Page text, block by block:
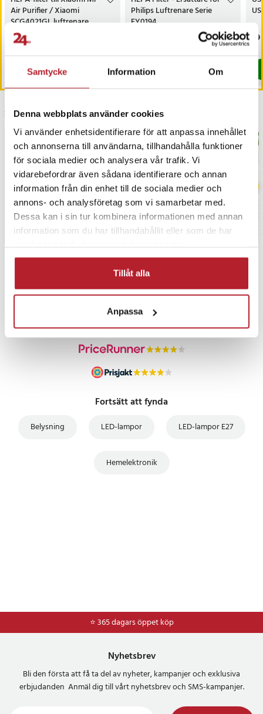
Samtycke Information Om
Denna webbplats använder cookies
Vi använder enhetsidentifierare för att anpassa innehållet
och annonserna till användarna, tillhandahålla funktioner
för sociala medier och analysera vår trafik. Vi
vidarebefordrar även sådana identifierare och annan
information från din enhet till de sociala medier och
annons- och analysföretag som vi samarbetar med.
Dessa kan i sin tur kombinera informationen med annan
information som du har tillhandahållit eller som de har
Tillåt alla
Anpassa
- Energiklass: E
- Garanti: 36 månader
- Certifikat: CE, EMC, RoHS
Air Purifier / Xiaomi
SCG4021GL luftrenare
Pris:319 kr
319 kr
I lager, levereras inom 1-2 vardagar
Köp
Philips Luftrenare Serie
FY0194
I lager, levereras inom 1-2 vardagar
Senast besökta
PRISGARANTI
Fortsätt att fynda
Belysning LED-lampor LED-lampor E27
Hemelektronik
⭐ 365 dagars öppet köp
⭐Frakt 49kr *
Nyhetsbrev
Bli den första att få ta del av nyheter, kampanjer och exklusiva
erbjudanden Anmäl dig till vårt nyhetsbrev och SMS-kampanjer.